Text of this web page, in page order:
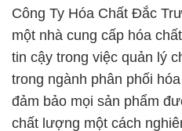
Công Ty Hóa Chất Đắc
một nhà cung cấp hóa
tin cậy trong việc quản lý
trong ngành phân phối
đảm bảo mọi sản phẩm
chất lượng một cách